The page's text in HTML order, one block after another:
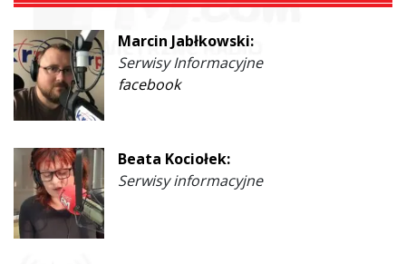
Marcin Jabłkowski:
Serwisy Informacyjne
facebook
Beata Kociołek:
Serwisy informacyjne